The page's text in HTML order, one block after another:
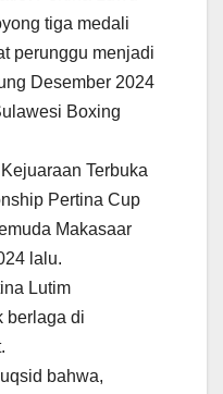
tiga medali
perunggu menjadi
Desember 2024
Boxing
Terbuka
Pertina Cup
Makasaar
lalu.
Lutim
berlaga di
bahwa,